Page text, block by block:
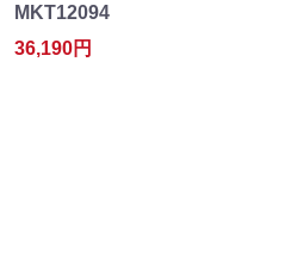
MKT12094
36,190円